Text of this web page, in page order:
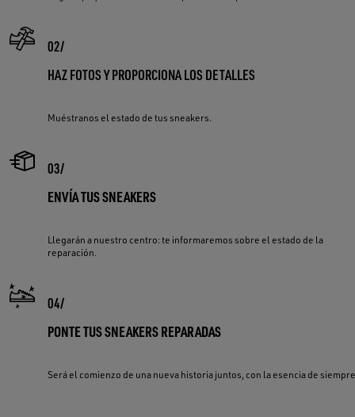
HAZ FOTOS Y PROPORCIONA LOS DETALLES
Muéstranos el estado de tus sneakers.
ENVÍA TUS SNEAKERS
Llegarán a nuestro centro: te informaremos sobre el estado de la
reparación.
PONTE TUS SNEAKERS REPARADAS
Será el comienzo de una nueva historia juntos, con la esencia de